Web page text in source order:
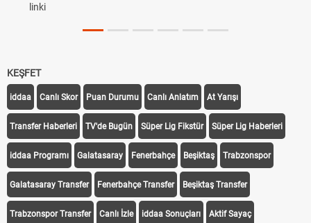
linki
KEŞFET
iddaa Canlı Skor Puan Durumu Canlı Anlatım At Yarışı
Transfer Haberleri TV'de Bugün Süper Lig Fikstür Süper Lig Haberleri
iddaa Programı Galatasaray Fenerbahçe Beşiktaş Trabzonspor
Galatasaray Transfer Fenerbahçe Transfer Beşiktaş Transfer
Trabzonspor Transfer Canlı İzle iddaa Sonuçları Aktif Sayaç